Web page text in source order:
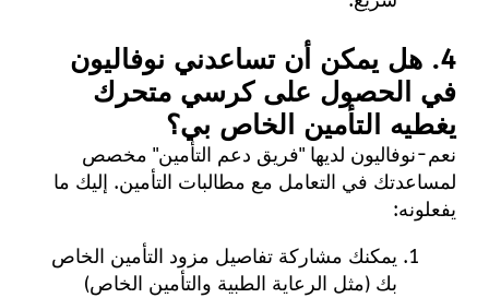
4. هل يمكن أن تساعدني نوفاليون
في الحصول على كرسي متحرك
يغطيه التأمين الخاص بي؟
نعم-نوفاليون لديها "فريق دعم التأمين" مخصص
لمساعدتك في التعامل مع مطالبات التأمين. إليك ما
يفعلونه:
يمكنك مشاركة تفاصيل مزود التأمين الخاص
بك (مثل الرعاية الطبية والتأمين الخاص)